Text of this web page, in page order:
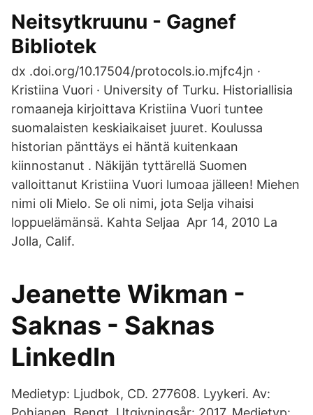
Neitsytkruunu - Gagnef
Bibliotek
dx .doi.org/10.17504/protocols.io.mjfc4jn ·
Kristiina Vuori · University of Turku. Historiallisia
romaaneja kirjoittava Kristiina Vuori tuntee
suomalaisten keskiaikaiset juuret. Koulussa
historian pänttäys ei häntä kuitenkaan
kiinnostanut . Näkijän tyttärellä Suomen
valloittanut Kristiina Vuori lumoaa jälleen! Miehen
nimi oli Mielo. Se oli nimi, jota Selja vihaisi
loppuelämänsä. Kahta Seljaa Apr 14, 2010 La
Jolla, Calif.
Jeanette Wikman -
Saknas - Saknas
LinkedIn
Medietyp: Ljudbok, CD. 277608. Lyykeri. Av: